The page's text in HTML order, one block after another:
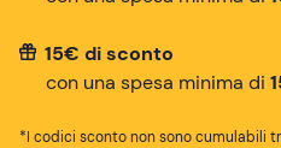
15€ di sconto
con una spesa minima di
*I codici sconto non sono cumulabili